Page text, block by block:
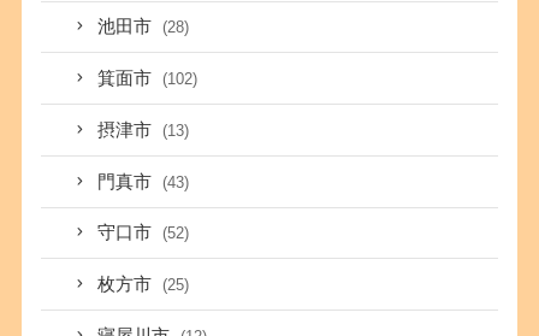
池田市 (28)
箕面市 (102)
摂津市 (13)
門真市 (43)
守口市 (52)
枚方市 (25)